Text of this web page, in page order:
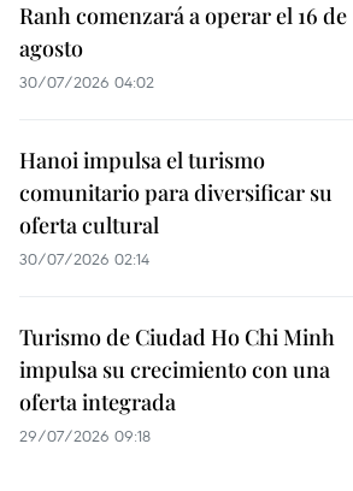
Ranh comenzará a operar el 16 de
agosto
30/07/2026 04:02
Hanoi impulsa el turismo
comunitario para diversificar su
oferta cultural
30/07/2026 02:14
Turismo de Ciudad Ho Chi Minh
impulsa su crecimiento con una
oferta integrada
29/07/2026 09:18